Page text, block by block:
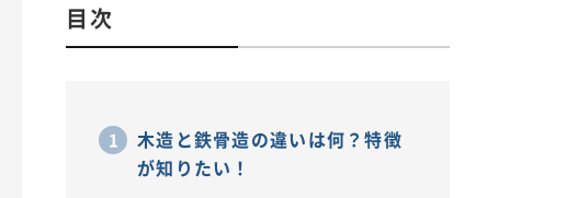
目次
木造と鉄骨造の違いは何？特徴
が知りたい！